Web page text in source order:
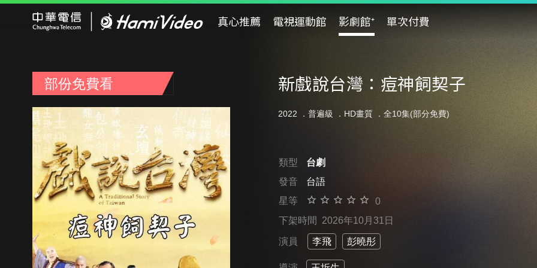
真心推薦 電視運動館 影劇館⁺ 單次付費
部份免費看 新戲說台灣：痘神飼契子
2022 ． 普遍級 ．HD畫質 ．全10集(部分免費)
類型
台劇
發音
台語
星等
0
下架時間 2026年10月31日
演員 李飛 彭曉彤